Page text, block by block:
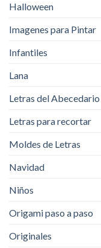
Halloween
Imagenes para Pintar
Infantiles
Lana
Letras del Abecedario
Letras para recortar
Moldes de Letras
Navidad
Niños
Origami paso a paso
Originales